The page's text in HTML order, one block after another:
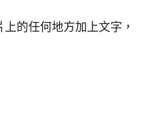
的任何地方加上文字，